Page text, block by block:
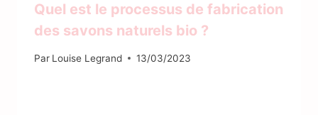
Quel est le processus de fabrication
des savons naturels bio ?
Par Louise Legrand 13/03/2023